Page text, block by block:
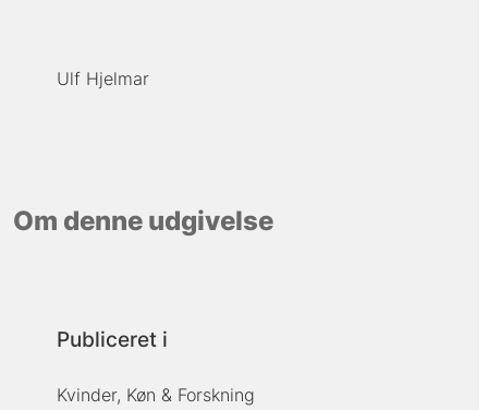
Ulf Hjelmar
Om denne udgivelse
Publiceret i
Kvinder, Køn & Forskning